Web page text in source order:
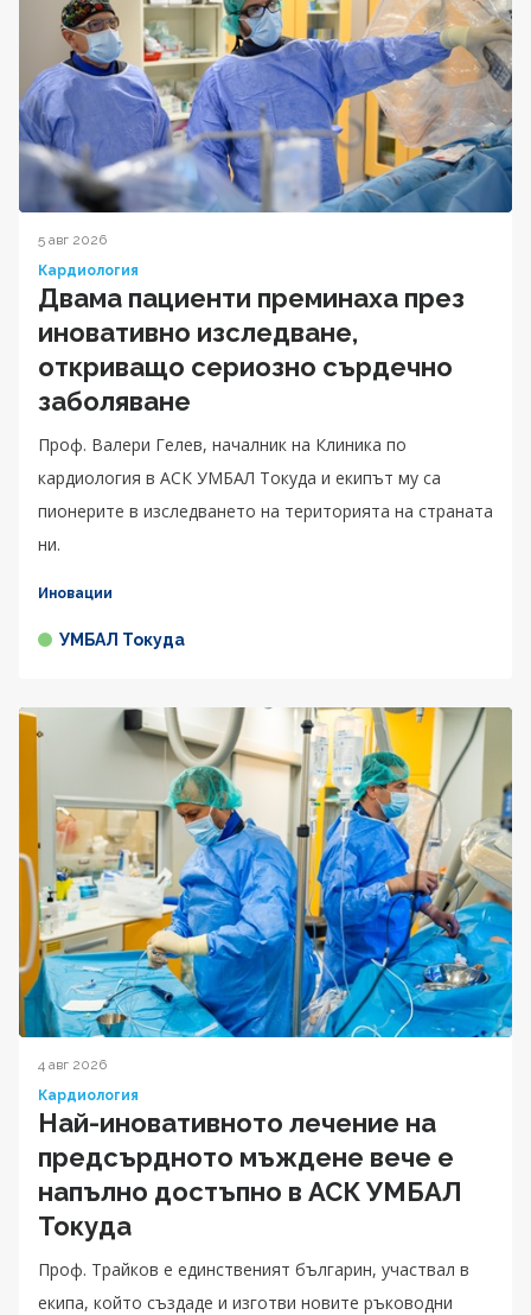
5 авг 2026
Кардиология
Двама пациенти преминаха през
иновативно изследване,
откриващо сериозно сърдечно
заболяване
Проф. Валери Гелев, началник на Клиника по
кардиология в АСК УМБАЛ Токуда и екипът му са
пионерите в изследването на територията на страната
ни.
Иновации
УМБАЛ Токуда
4 авг 2026
Кардиология
Най-иновативното лечение на
предсърдното мъждене вече е
напълно достъпно в АСК УМБАЛ
Токуда
Проф. Трайков е единственият българин, участвал в
екипа, който създаде и изготви новите ръководни